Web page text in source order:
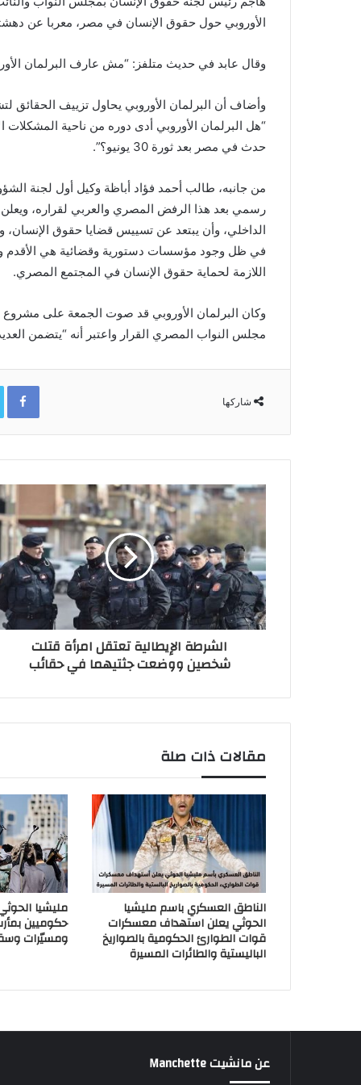
الأوروبي حول حقوق الإنسان في مصر، معربا عن
وقال عابد في حديث متلفز: “مش عارف البرلمان
وأضاف أن البرلمان الأوروبي يحاول تزييف
“هل البرلمان الأوروبي أدى دوره من ناحية
حدث في مصر بعد ثورة 30 يونيو؟”.
من جانبه، طالب أحمد فؤاد أباظة وكيل أول لجنة
رسمي بعد هذا الرفض المصري والعربي لقراره، ويعلن
الداخلي، وأن يبتعد عن تسييس قضايا حقوق
في ظل وجود مؤسسات دستورية وقضائية هي الأقدم
اللازمة لحماية حقوق الإنسان في المجتمع المصري.
وكان البرلمان الأوروبي قد صوت الجمعة على مشروع
مجلس النواب المصري القرار واعتبر أنه “يتضمن
شاركها
الشرطة الإيطالية تعتقل امرأة قتلت
شخصين ووضعت جثتيهما في حقائب
مقالات ذات صلة
الناطق العسكري باسم مليشيا
الحوثي يعلن استهداف معسكرات
قوات الطوارئ الحكومية بالصواريخ
الباليستية والطائرات المسيرة
مليشيا
حكوميين
ومسيّرات
عن مانشيت Manchette